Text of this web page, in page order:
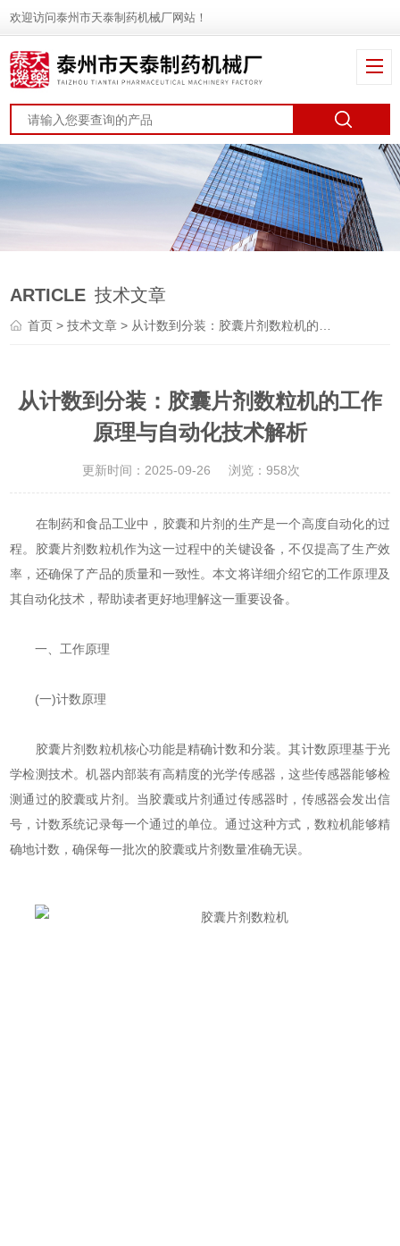
欢迎访问泰州市天泰制药机械厂网站！
ARTICLE 技术文章
首页 >技术文章 > 从计数到分装：胶囊片剂数粒机的工作原理与自动化技术解析
从计数到分装：胶囊片剂数粒机的工作
原理与自动化技术解析
更新时间：2025-09-26 浏览：958次
在制药和食品工业中，胶囊和片剂的生产是一个高度自动化的过
程。胶囊片剂数粒机作为这一过程中的关键设备，不仅提高了生产效
率，还确保了产品的质量和一致性。本文将详细介绍它的工作原理及
其自动化技术，帮助读者更好地理解这一重要设备。
一、工作原理
(一)计数原理
胶囊片剂数粒机核心功能是精确计数和分装。其计数原理基于光
学检测技术。机器内部装有高精度的光学传感器，这些传感器能够检
测通过的胶囊或片剂。当胶囊或片剂通过传感器时，传感器会发出信
号，计数系统记录每一个通过的单位。通过这种方式，数粒机能够精
确地计数，确保每一批次的胶囊或片剂数量准确无误。